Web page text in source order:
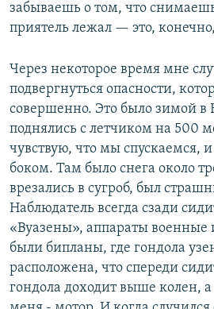
забываешь о том, что
приятель лежал — это,
Через некоторое время мне
подвергнуться опасности,
совершенно. Это было зимой
поднялись с летчиком на 500
чувствую, что мы спускаемся, и
боком. Там было снега около
врезались в сугроб, был
Наблюдатель всегда сзади
«Вуазены», аппараты военные
были бипланы, где гондола
расположена, что спереди
гондола доходит выше колен, а